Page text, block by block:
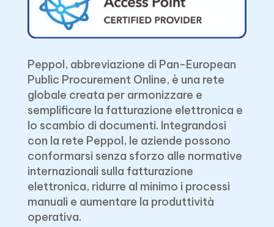
Peppol, abbreviazione di Pan-European
Public Procurement Online, è una rete
globale creata per armonizzare e
semplificare la fatturazione elettronica e
lo scambio di documenti. Integrandosi
con la rete Peppol, le aziende possono
conformarsi senza sforzo alle normative
internazionali sulla fatturazione
elettronica, ridurre al minimo i processi
manuali e aumentare la produttività
operativa.